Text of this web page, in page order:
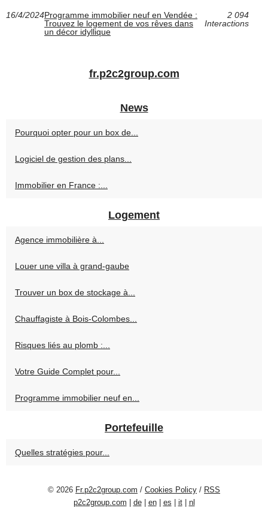
16/4/2024Programme immobilier neuf en Vendée :
Trouvez le logement de vos rêves dans
un décor idyllique
2 094
Interactions
fr.p2c2group.com
News
Pourquoi opter pour un box de...
Logiciel de gestion des plans...
Immobilier en France :...
Logement
Agence immobilière à...
Louer une villa à grand-gaube
Trouver un box de stockage à...
Chauffagiste à Bois-Colombes...
Risques liés au plomb :...
Votre Guide Complet pour...
Programme immobilier neuf en...
Portefeuille
Quelles stratégies pour...
© 2026 Fr.p2c2group.com / Cookies Policy / RSS
p2c2group.com
de| en| es it| nl